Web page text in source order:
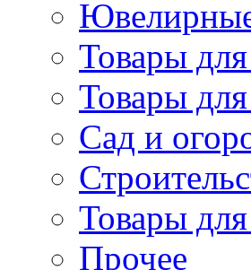
Товары
Товары
Сад и
Товары
Прочее